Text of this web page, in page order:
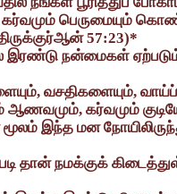
கர்வமும் பெருமையும்
57:23)*
இரண்டு நன்மைகள்
, வசதிகளையும்,
ஆணவமும், கர்வமும்
இந்த மன
தான் நமக்குக்